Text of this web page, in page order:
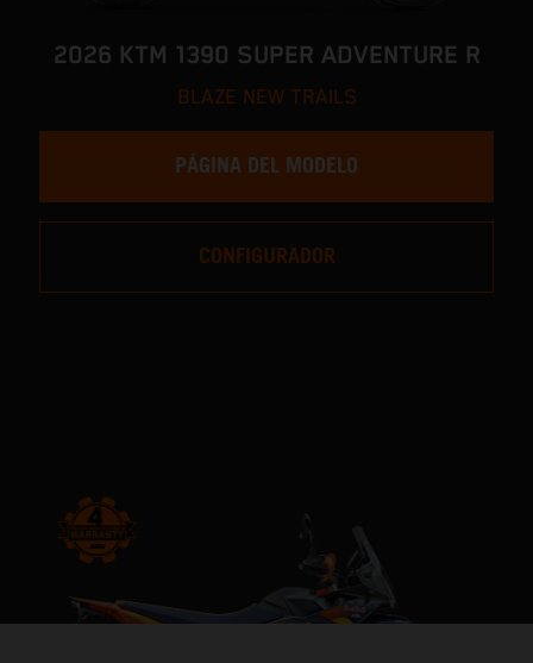
2026 KTM 1390 SUPER ADVENTURE R
BLAZE NEW TRAILS
PÁGINA DEL MODELO
CONFIGURADOR